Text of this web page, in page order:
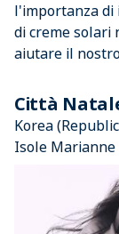
l'importanza di
di creme solari
aiutare il
Città
Korea
Isole